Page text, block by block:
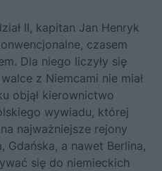
II, kapitan Jan Henryk
czasem
Dla niego liczyły się
z Niemcami nie miał
objął kierownictwo
wywiadu, której
najważniejsze rejony
Gdańska, a nawet Berlina,
się do niemieckich